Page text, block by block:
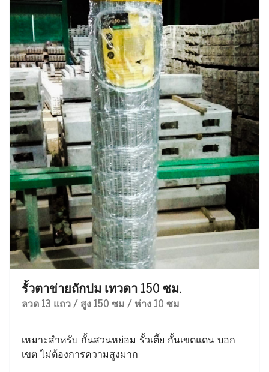
รั้วตาข่ายถักปม เทวดา 150 ซม.
ลวด 13 แถว / สูง 150 ซม / ห่าง 10 ซม
เหมาะสำหรับ กั้นสวนหย่อม รั้วเตี้ย กั้นเขตแดน บอก
เขต ไม่ต้องการความสูงมาก